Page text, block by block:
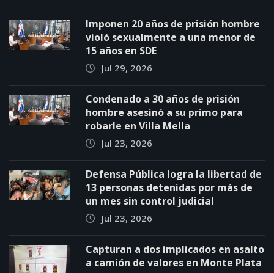
Imponen 20 años de prisión hombre
violó sexualmente a una menor de
15 años en SDE
Jul 29, 2026
Condenado a 30 años de prisión
hombre asesinó a su primo para
robarle en Villa Mella
Jul 23, 2026
Defensa Pública logra la libertad de
13 personas detenidas por más de
un mes sin control judicial
Jul 23, 2026
Capturan a dos implicados en asalto
a camión de valores en Monte Plata